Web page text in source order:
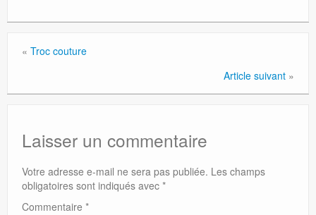
« Troc couture
Article suivant »
Laisser un commentaire
Votre adresse e-mail ne sera pas publiée. Les champs
obligatoires sont indiqués avec *
Commentaire *